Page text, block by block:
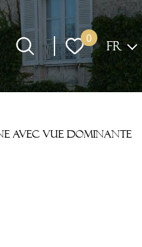
0 Langue
FR
avec vue dominante